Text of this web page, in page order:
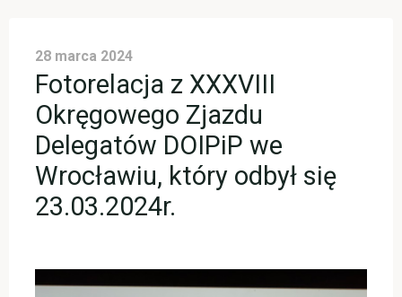
28 marca 2024
Fotorelacja z XXXVIII
Okręgowego Zjazdu
Delegatów DOIPiP we
Wrocławiu, który odbył się
23.03.2024r.